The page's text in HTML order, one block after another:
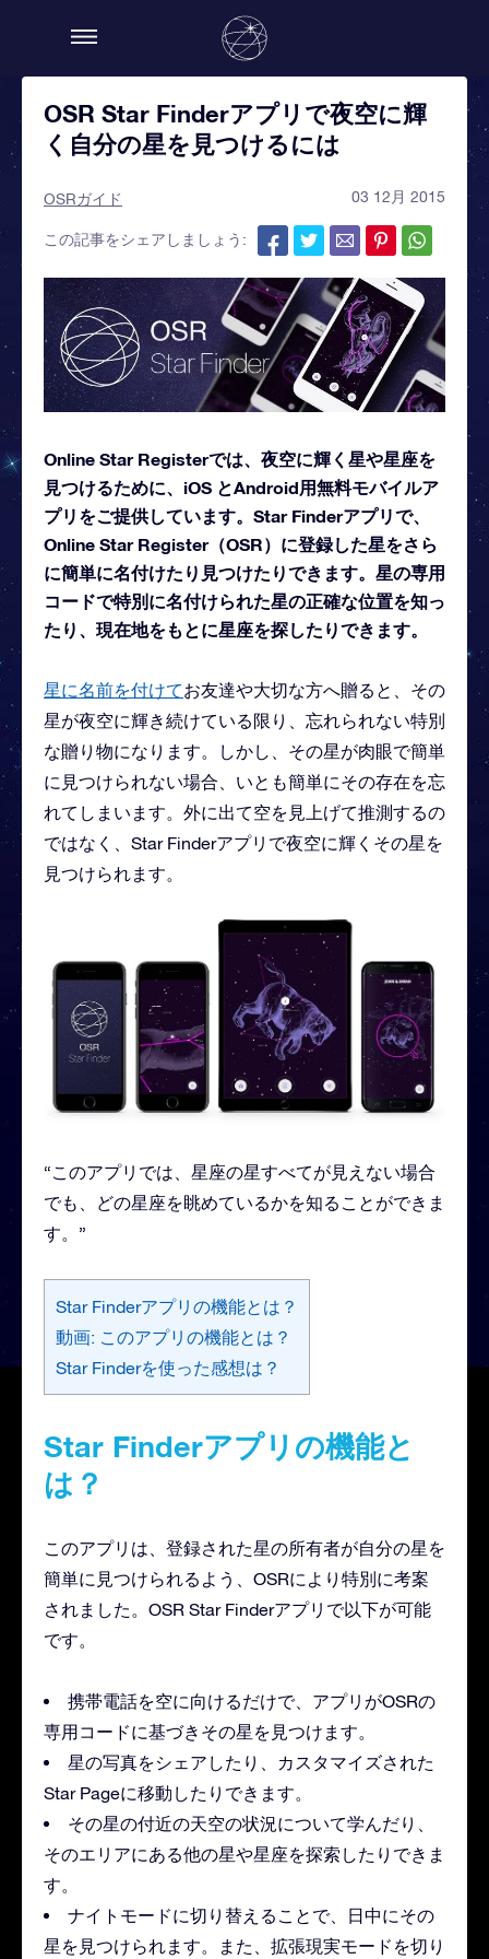
OSR Star Finderアプリで夜空に輝
く自分の星を見つけるには
OSRガイド 03 12月 2015
この記事をシェアしましょう:
Online Star Registerでは、夜空に輝く星や星座を
見つけるために、iOS とAndroid用無料モバイルア
プリをご提供しています。Star Finderアプリで、
Online Star Register（OSR）に登録した星をさら
に簡単に名付けたり見つけたりできます。星の専用
コードで特別に名付けられた星の正確な位置を知っ
たり、現在地をもとに星座を探したりできます。
星に名前を付けてお友達や大切な方へ贈ると、その
星が夜空に輝き続けている限り、忘れられない特別
な贈り物になります。しかし、その星が肉眼で簡単
に見つけられない場合、いとも簡単にその存在を忘
れてしまいます。外に出て空を見上げて推測するの
ではなく、Star Finderアプリで夜空に輝くその星を
見つけられます。
“このアプリでは、星座の星すべてが見えない場合
でも、どの星座を眺めているかを知ることができま
す。”
Star Finderアプリの機能とは？
動画: このアプリの機能とは？
Star Finderを使った感想は？
Star Finderアプリの機能と
は？
このアプリは、登録された星の所有者が自分の星を
簡単に見つけられるよう、OSRにより特別に考案
されました。OSR Star Finderアプリで以下が可能
です。
携帯電話を空に向けるだけで、アプリがOSRの
専用コードに基づきその星を見つけます。
星の写真をシェアしたり、カスタマイズされた
Star Pageに移動したりできます。
その星の付近の天空の状況について学んだり、
そのエリアにある他の星や星座を探索したりできま
す。
ナイトモードに切り替えることで、日中にその
星を見つけられます。また、拡張現実モードを切り